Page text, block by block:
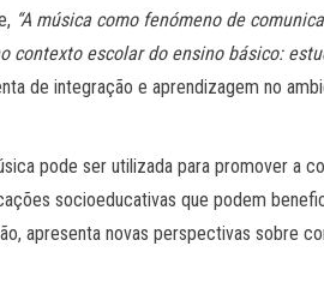
“A música como fenómeno de
contexto escolar do ensino básico:
de integração e aprendizagem no
pode ser utilizada para promover a
socioeducativas que podem
apresenta novas perspectivas sobre